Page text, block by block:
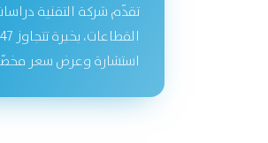
تقدّم شركة التقنية
استشارة وعرض سعر